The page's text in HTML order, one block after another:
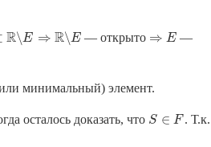
R∖E ⇒
∖E⇒ R∖E
R∖E — открыто ⇒
⇒ E
E —
минимальный) элемент.
осталось доказать, что S ∈ F
S∈F . Т.к.